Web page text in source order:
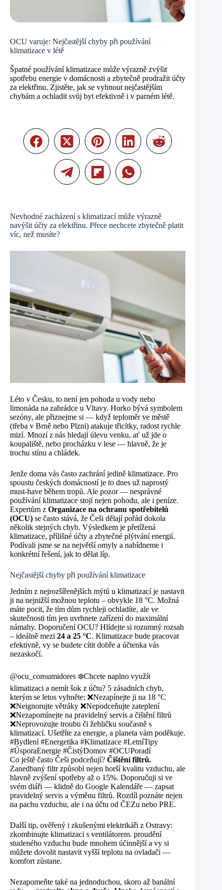
OCU varuje: Nejčastější chyby při používání
klimatizace v létě
Špatné používání klimatizace může výrazně zvýšit
spotřebu energie v domácnosti a zbytečně prodražit účty
za elektřinu. Zjistěte, jak se vyhnout nejčastějším
chybám a ochladit svůj byt efektivně i v parném létě.
Nevhodné zacházení s klimatizací může výrazně
navýšit účty za elektřinu. Přece nechcete zbytečně platit
víc, než musíte?
Léto v Česku, to není jen pohoda u vody nebo
limonáda na zahrádce u Vltavy. Horko bývá symbolem
sezóny, ale přiznejme si — když teploměr ve městě
(třeba v Brně nebo Plzni) atakuje třicítky, radost rychle
mizí. Mnozí z nás hledají úlevu venku, ať už jde o
koupaliště, nebo procházku v lese — hlavně, že je
trochu stínu a chládek.
Jenže doma vás často zachrání jedině klimatizace. Pro
spoustu českých domácností je to dnes už naprostý
must-have během tropů. Ale pozor — nesprávné
používání klimatizace stojí nejen pohodu, ale i peníze.
Expertům z Organizace na ochranu spotřebitelů
(OCU) se často stává, že Češi dělají pořád dokola
několik stejných chyb. Výsledkem je přetížená
klimatizace, přílišné účty a zbytečné plýtvání energií.
Podívali jsme se na největší omyly a nabídneme i
konkrétní řešení, jak to dělat líp.
Nejčastější chyby při používání klimatizace
Jedním z nejrozšířenějších mýtů u klimatizací je nastavit
ji na nejnižší možnou teplotu – obvykle 18 °C. Možná
máte pocit, že tím dům rychleji ochladíte, ale ve
skutečnosti tím jen uvrhnete zařízení do maximální
námahy. Doporučení OCU? Hlídejte si rozumný rozsah
– ideálně mezi 24 a 25 °C. Klimatizace bude pracovat
efektivně, vy se budete cítit dobře a účtenka vás
nezaskočí.
@ocu_consumidores ❄️Chcete naplno využít
klimatizaci a nemít šok z účtu? 5 zásadních chyb,
kterým se letos vyhněte: ❌Nezapínejte ji na 18 °C
❌Neignorujte větráky ❌Nepodceňujte zateplení
❌Nezapomínejte na pravidelný servis a čištění filtrů
❌Neprovozujte troubu či žehličku současně s
klimatizací. Ušetříte za energie, a planeta vám poděkuje.
#Bydlení #Energetika #Klimatizace #LetníTipy
#ÚsporaEnergie #ČistýDomov #OCUPoradí
Co ještě často Češi podceňují? Čištění filtrů.
Zanedbaný filtr způsobí nejen horší kvalitu vzduchu, ale
hlavně zvýšení spotřeby až o 15%. Doporučuji si ve
svém diáři — klidně do Google Kalendáře — zapsat
pravidelný servis a výměnu filtrů. Rozdíl poznáte nejen
na pachu vzduchu, ale i na účtu od ČEZu nebo PRE.
Další tip, ověřený i zkušenými elektrikáři z Ostravy:
zkombinujte klimatizaci s ventilátorem. proudění
studeného vzduchu bude mnohem účinnější a vy si
můžete dovolit nastavit vyšší teplotu na ovladači —
komfort zůstane.
Nezapomeňte také na jednoduchou, skoro až banální